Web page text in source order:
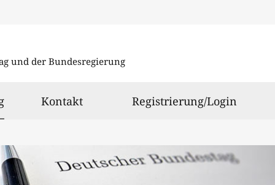
und der Bundesregierung
ausgewählt
Kontakt Registrierung/Login